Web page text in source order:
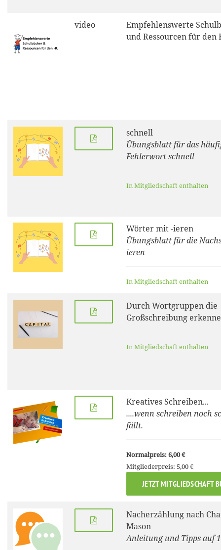
video
Empfehlenswerte
und Ressourcen für den
schnell
Übungsblatt für das
Fehlerwort schnell
In Mitgliedschaft enthalten
Wörter mit -ieren
Übungsblatt für die
ieren
In Mitgliedschaft enthalten
Durch Wortgruppen die
Großschreibung
In Mitgliedschaft enthalten
Kreatives Schreiben...
....wenn schreiben noch
fällt.
Normalpreis: 6,00 €
Mitgliederpreis: 5,00 €
JETZT MITGLIEDSCHAFT
Nacherzählung nach
Mason
Anleitung und Tipps auf